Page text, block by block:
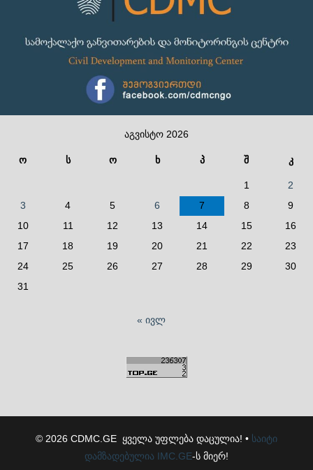
აგვისტო 2026
ო ს ო ხ პ შ კ
1
2
3
4 5 6 7 8
9
10
11 12 13 14 15
16
17
18 19 20 21 22
23
24
25 26 27 28 29
30
31
« ივლ
© 2026 CDMC.GE ყველა უფლება დაცულია! • საიტი
დამზადებულია IMC.GE-ს მიერ!